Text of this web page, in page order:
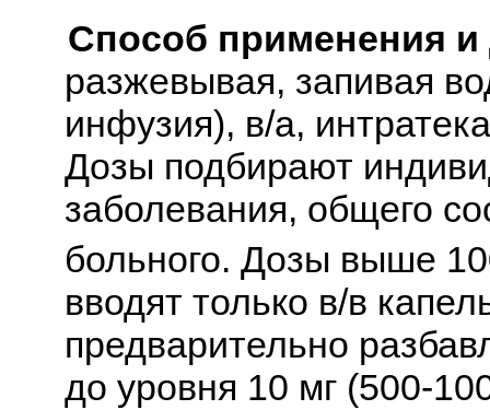
Способ применения
разжевывая, запивая
инфузия), в/а,
Дозы подбирают
заболевания, общего
больного. Дозы выше
вводят только в/в
предварительно
до уровня 10 мг (500-